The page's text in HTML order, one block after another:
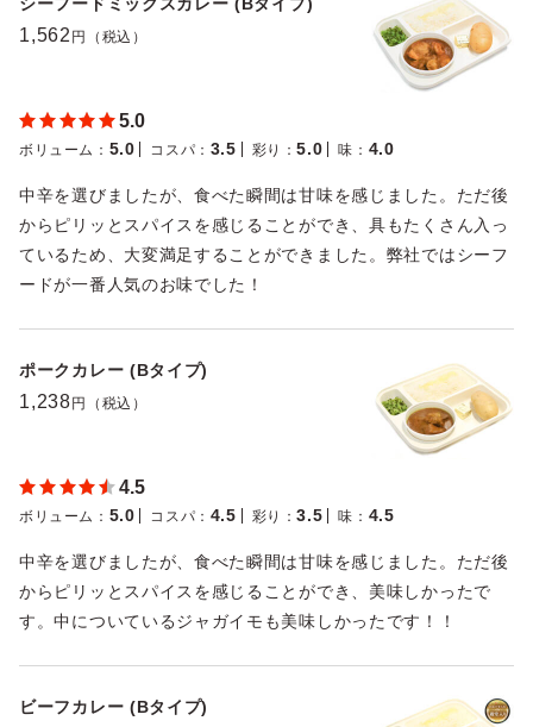
1,562 円（税込）
5.0
ボリューム ： 5.0 コスパ ： 3.5 彩り ：5.0 味 ： 4.0
中辛を選びましたが、食べた瞬間は甘味を感じました。ただ後
からピリッとスパイスを感じることができ、具もたくさん入っ
ているため、大変満足することができました。弊社ではシーフ
ードが一番人気のお味でした！
ポークカレー (Bタイプ)
1,238 円（税込）
4.5
ボリューム ： 5.0 コスパ ： 4.5 彩り ：3.5 味 ： 4.5
中辛を選びましたが、食べた瞬間は甘味を感じました。ただ後
からピリッとスパイスを感じることができ、美味しかったで
す。中についているジャガイモも美味しかったです！！
ビーフカレー (Bタイプ)